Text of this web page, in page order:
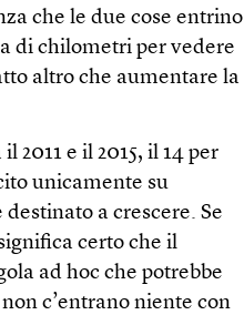
che le due cose entrino
di chilometri per vedere
altro che aumentare la
2011 e il 2015, il 14 per
unicamente su
a crescere. Se
certo che il
ad hoc che potrebbe
c’entrano niente con